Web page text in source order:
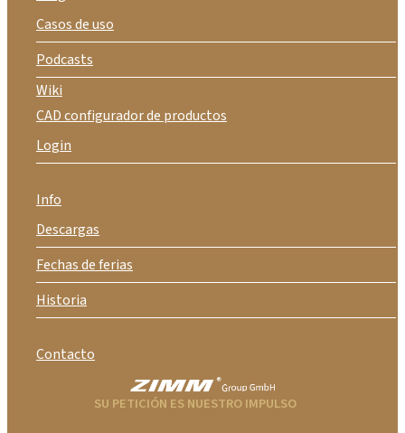
Casos de uso
Podcasts
Wiki
CAD configurador de productos
Login
Info
Descargas
Fechas de ferias
Historia
Contacto
SU PETICIÓN ES NUESTRO IMPULSO